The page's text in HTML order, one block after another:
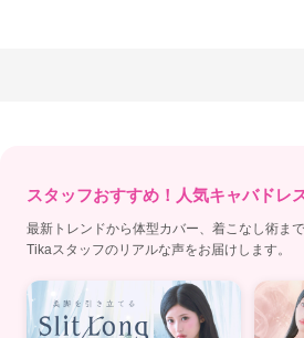
スタッフおすすめ！人気キャバドレ
最新トレンドから体型カバー、着こなし術ま
Tikaスタッフのリアルな声をお届けします。